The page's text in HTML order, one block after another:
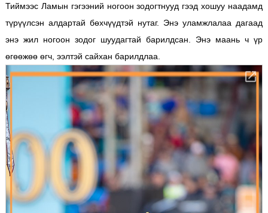
Тиймээс Ламын гэгээний ногоон зодогтнууд гээд хошуу наадамд
түрүүлсэн алдартай бөхчүүдтэй нутаг. Энэ уламжлалаа дагаад
энэ жил ногоон зодог шуудагтай барилдсан. Энэ маань ч үр
өгөөжөө өгч, ээлтэй сайхан барилдлаа.